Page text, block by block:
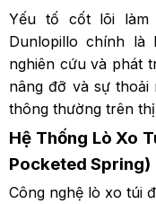
Yếu tố cốt lõi làm
Dunlopillo chính
nghiên cứu và phát
nâng đỡ và sự
thông thường trên
Hệ Thống Lò Xo
Pocketed Spring)
Công nghệ lò xo túi